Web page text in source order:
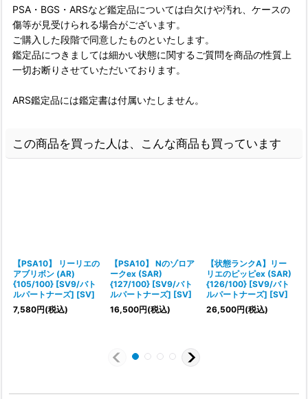
PSA・BGS・ARSなど鑑定品については白欠けや汚れ、ケースの
傷等が見受けられる場合がございます。
ご購入した段階で同意したものといたします。
鑑定品につきましては細かい状態に関するご質問を商品の性質上
一切お断りさせていただいております。
ARS鑑定品には鑑定書は付属いたしません。
この商品を買った人は、こんな商品も買っています
【PSA10】 リーリエの
アブリボン (AR)
{105/100} [SV9/バト
ルパートナーズ] [SV]
7,580円(税込)
【PSA10】 Nのゾロア
ークex (SAR)
{127/100} [SV9/バト
ルパートナーズ] [SV]
16,500円(税込)
【状態ランクA】リー
リエのピッピex (SAR)
{126/100} [SV9/バト
ルパートナーズ] [SV]
26,500円(税込)